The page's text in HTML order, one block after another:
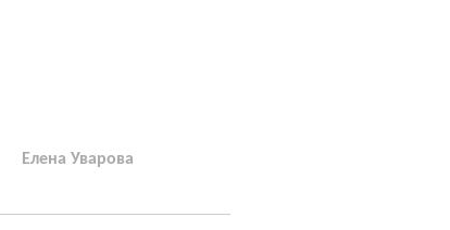
Елена Уварова